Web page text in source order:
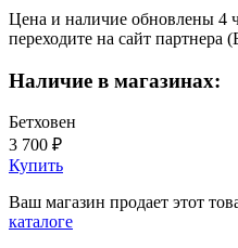
Цена и наличие обновлены 4
переходите на сайт партнера
Наличие в магазинах:
Бетховен
3 700 ₽
Купить
Ваш магазин продает этот
каталоге